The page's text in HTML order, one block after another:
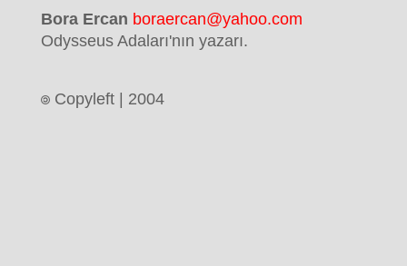
Bora Ercan boraercan@yahoo.com
Odysseus Adaları'nın yazarı.
Copyleft | 2004